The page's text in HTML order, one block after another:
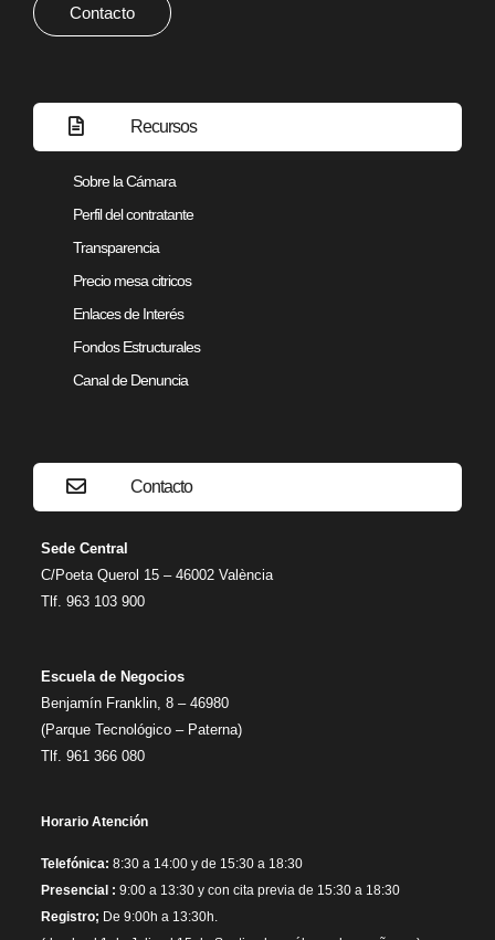
Contacto
Recursos
Sobre la Cámara
Perfil del contratante
Transparencia
Precio mesa citricos
Enlaces de Interés
Fondos Estructurales
Canal de Denuncia
Contacto
Sede Central
C/Poeta Querol 15 – 46002 València
Tlf. 963 103 900
Escuela de Negocios
Benjamín Franklin, 8 – 46980
(Parque Tecnológico – Paterna)
Tlf. 961 366 080
Horario Atención
Telefónica: 8:30 a 14:00 y de 15:30 a 18:30
Presencial : 9:00 a 13:30 y con cita previa de 15:30 a 18:30
Registro; De 9:00h a 13:30h.